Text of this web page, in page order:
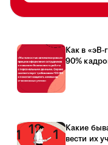
Как в «эВ-
90%
Какие
вести их